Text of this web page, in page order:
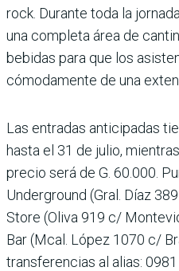
rock. Durante toda la
una completa área de
bebidas para que los
cómodamente de una
Las entradas anticipadas
hasta el 31 de julio,
precio será de G. 60.000.
Underground (Gral. Díaz
Store (Oliva 919 c/
Bar (Mcal. López 1070 c/
transferencias al alias: